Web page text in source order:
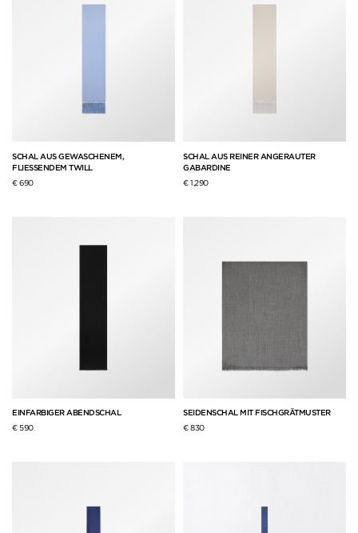
SCHAL AUS GEWASCHENEM,
FLIESSENDEM TWILL
€ 690
SCHAL AUS REINER ANGERAUTER
GABARDINE
€ 1,290
EINFARBIGER ABENDSCHAL
€ 590
SEIDENSCHAL MIT FISCHGRÄTMUSTER
€ 830